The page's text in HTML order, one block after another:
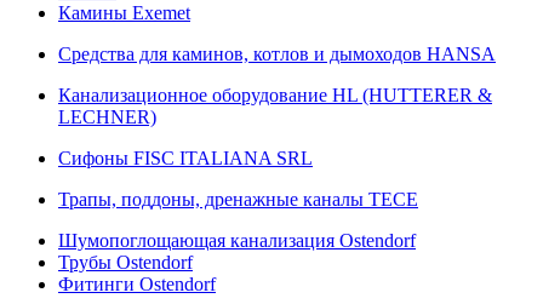
Камины Exemet
Средства для каминов, котлов и дымоходов HANSA
Канализационное оборудование HL (HUTTERER &
LECHNER)
Сифоны FISC ITALIANA SRL
Трапы, поддоны, дренажные каналы TECE
Шумопоглощающая канализация Ostendorf
Трубы Ostendorf
Фитинги Ostendorf